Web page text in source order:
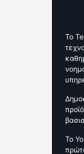
Το
Το